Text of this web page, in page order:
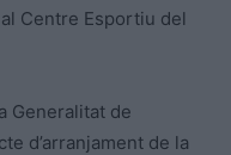
al Centre Esportiu del
Generalitat de
d’arranjament de la